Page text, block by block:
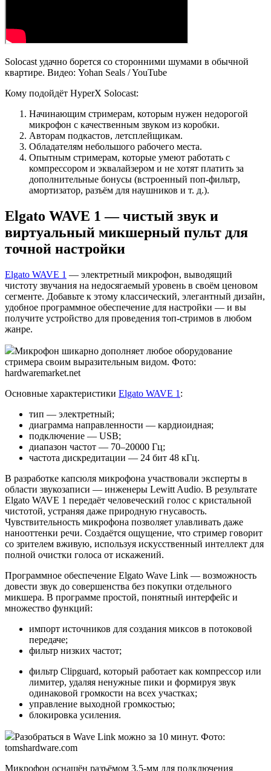
Solocast удачно борется со сторонними шумами в обычной
квартире. Видео: Yohan Seals / YouTube
Кому подойдёт HyperX Solocast:
Начинающим стримерам, которым нужен недорогой
микрофон с качественным звуком из коробки.
Авторам подкастов, летсплейщикам.
Обладателям небольшого рабочего места.
Опытным стримерам, которые умеют работать с
компрессором и эквалайзером и не хотят платить за
дополнительные бонусы (встроенный поп-фильтр,
амортизатор, разъём для наушников и т. д.).
Elgato WAVE 1 — чистый звук и
виртуальный микшерный пульт для
точной настройки
Elgato WAVE 1 — электретный микрофон, выводящий
чистоту звучания на недосягаемый уровень в своём ценовом
сегменте. Добавьте к этому классический, элегантный дизайн,
удобное программное обеспечение для настройки — и вы
получите устройство для проведения топ-стримов в любом
жанре.
Микрофон шикарно дополняет любое оборудование
стримера своим выразительным видом. Фото:
hardwaremarket.net
Основные характеристики Elgato WAVE 1 :
тип — электретный;
диаграмма направленности — кардиоидная;
подключение — USB;
диапазон частот — 70–20000 Гц;
частота дискредитации — 24 бит 48 кГц.
В разработке капсюля микрофона участвовали эксперты в
области звукозаписи — инженеры Lewitt Audio. В результате
Elgato WAVE 1 передаёт человеческий голос с кристальной
чистотой, устраняя даже природную гнусавость.
Чувствительность микрофона позволяет улавливать даже
нанооттенки речи. Создаётся ощущение, что стример говорит
со зрителем вживую, используя искусственный интеллект для
полной очистки голоса от искажений.
Программное обеспечение Elgato Wave Link — возможность
довести звук до совершенства без покупки отдельного
микшера. В программе простой, понятный интерфейс и
множество функций:
импорт источников для создания миксов в потоковой
передаче;
фильтр низких частот;
фильтр Clipguard, который работает как компрессор или
лимитер, удаляя ненужные пики и формируя звук
одинаковой громкости на всех участках;
управление выходной громкостью;
блокировка усиления.
Разобраться в Wave Link можно за 10 минут. Фото:
tomshardware.com
Микрофон оснащён разъёмом 3,5-мм для подключения